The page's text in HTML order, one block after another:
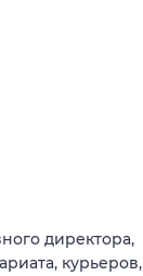
директора,
курьеров,